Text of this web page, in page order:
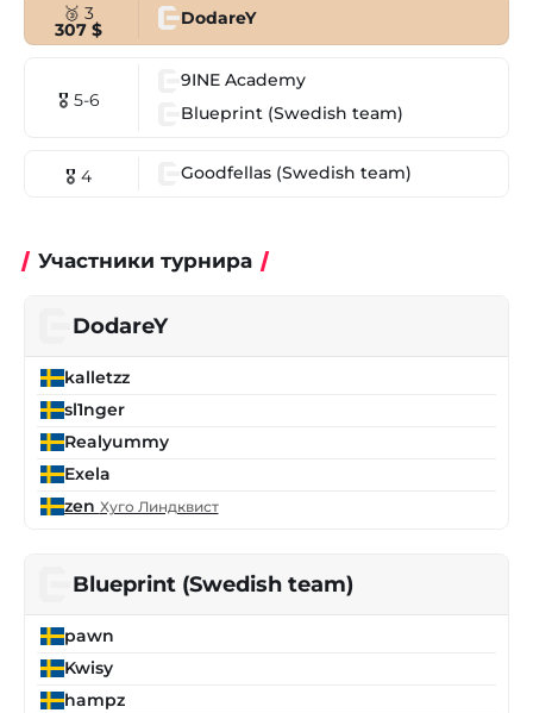
🥉 3
307 $
DodareY
🎖 5-6
9INE Academy
Blueprint (Swedish team)
🎖 4 Goodfellas (Swedish team)
Участники турнира
DodareY
kalletzz
sl1nger
Realyummy
Exela
zen Хуго Линдквист
Blueprint (Swedish team)
pawn
Kwisy
hampz